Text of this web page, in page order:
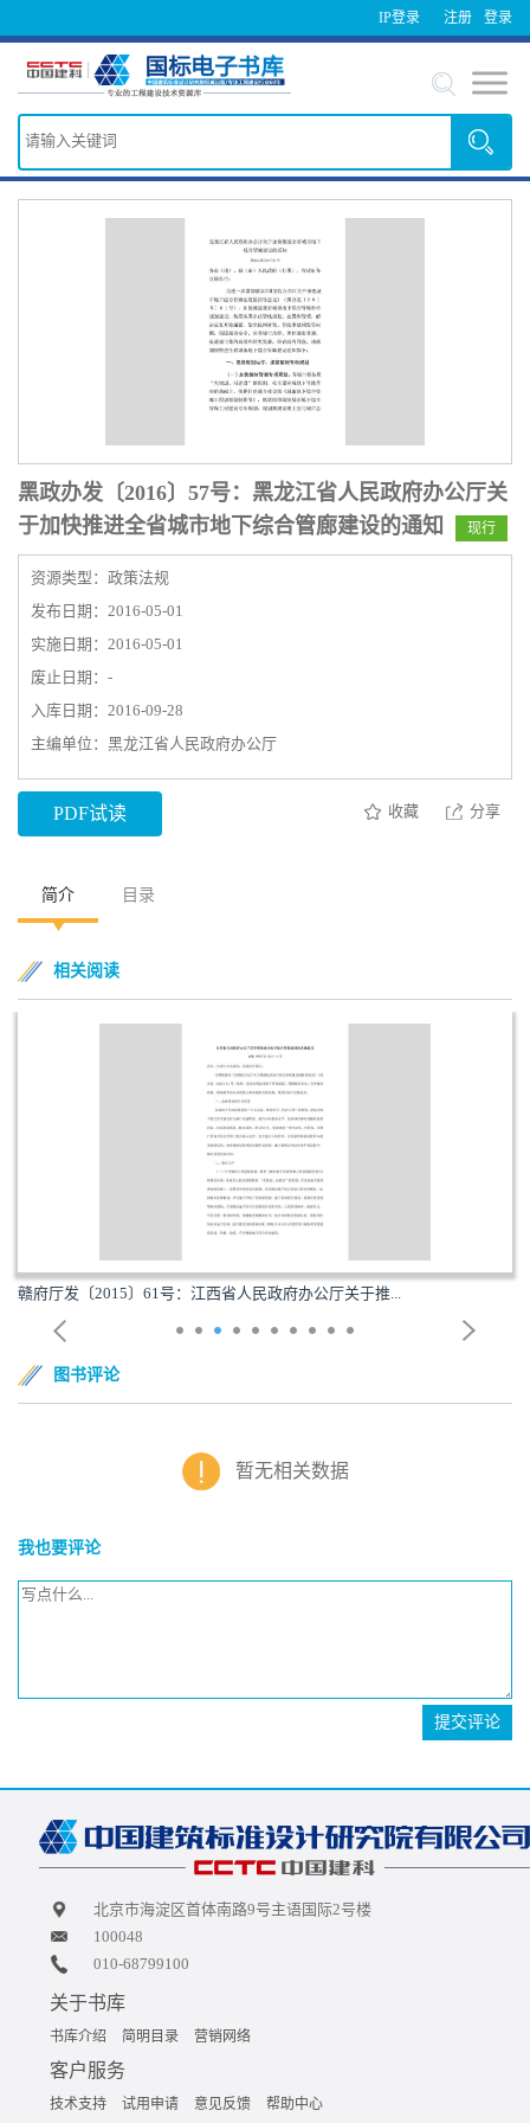
IP登录 登录
注册
黑政办发〔2016〕57号：黑龙江省人民政府办公厅关
于加快推进全省城市地下综合管廊建设的通知
现行
资源类型：政策法规
发布日期：2016-05-01
实施日期：2016-05-01
废止日期：-
入库日期：2016-09-28
主编单位：黑龙江省人民政府办公厅
PDF试读 收藏 分享
简介 目录
相关阅读
赣府厅发〔2015〕61号：江西省人民政府办公厅关于推...
图书评论
暂无相关数据
我也要评论
提交评论
北京市海淀区首体南路9号主语国际2号楼
100048
010-68799100
关于书库
书库介绍 简明目录 营销网络
客户服务
技术支持 试用申请 意见反馈 帮助中心